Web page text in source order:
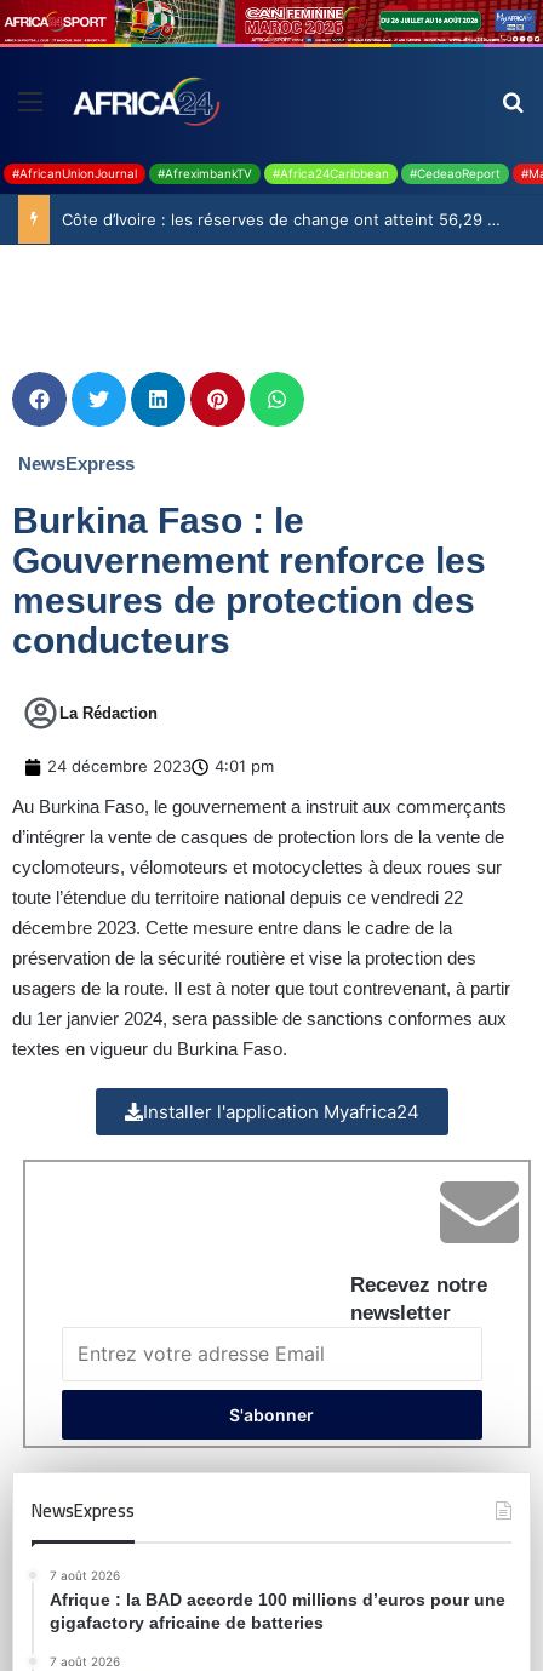
#AfricanUnionJournal #AfreximbankTV #Africa24Caribbean #CedeaoReport
Côte d’Ivoire : les réserves de change ont atteint 56,29 milliards USD en juillet
NewsExpress
Burkina Faso : le
Gouvernement renforce les
mesures de protection des
conducteurs
La Rédaction
24 décembre 2023 4:01 pm
Au Burkina Faso, le gouvernement a instruit aux commerçants
d’intégrer la vente de casques de protection lors de la vente de
cyclomoteurs, vélomoteurs et motocyclettes à deux roues sur
toute l’étendue du territoire national depuis ce vendredi 22
décembre 2023. Cette mesure entre dans le cadre de la
préservation de la sécurité routière et vise la protection des
usagers de la route. Il est à noter que tout contrevenant, à partir
du 1er janvier 2024, sera passible de sanctions conformes aux
textes en vigueur du Burkina Faso.
Installer l'application Myafrica24
Recevez notre
newsletter
NewsExpress
7 août 2026
Afrique : la BAD accorde 100 millions d’euros pour une
gigafactory africaine de batteries
7 août 2026